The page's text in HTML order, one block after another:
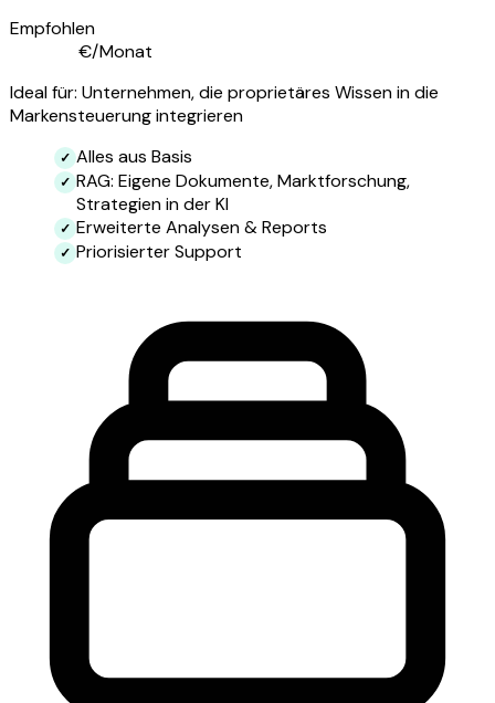
Empfohlen
€/Monat
Ideal für: Unternehmen, die proprietäres Wissen in die
Markensteuerung integrieren
Alles aus Basis
RAG: Eigene Dokumente, Marktforschung,
Strategien in der KI
Erweiterte Analysen & Reports
Priorisierter Support